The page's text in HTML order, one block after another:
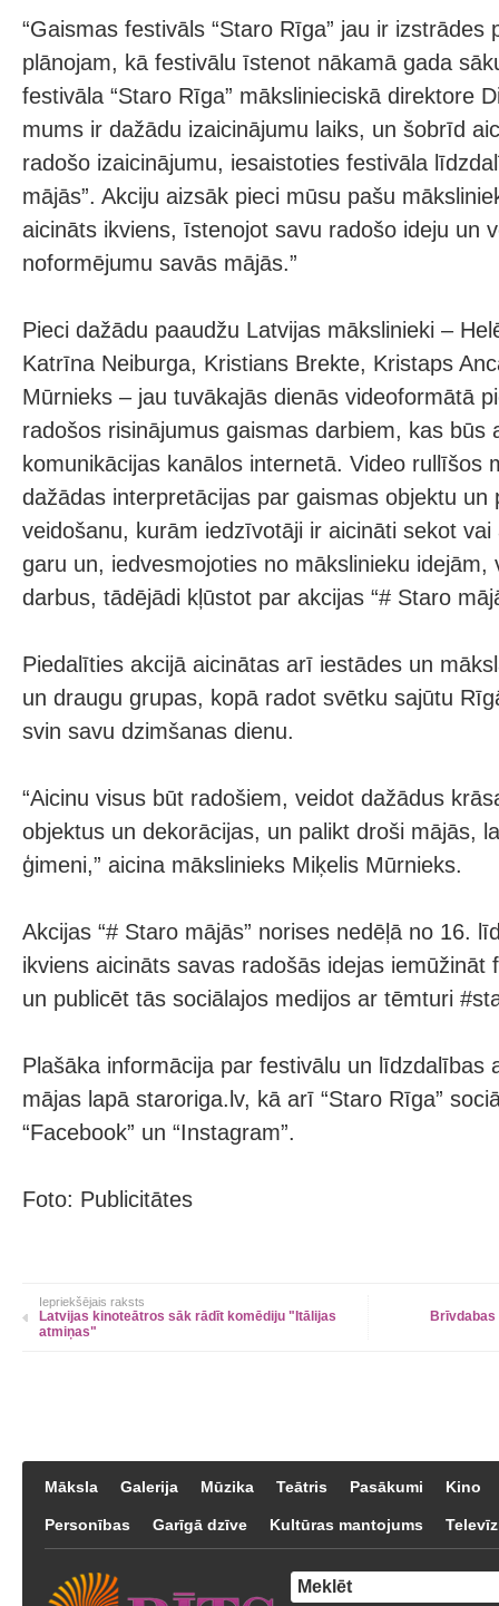
“Gaismas festivāls “Staro Rīga” jau ir izstrādes
plānojam, kā festivālu īstenot nākamā gada
festivāla “Staro Rīga” mākslinieciskā direktore
mums ir dažādu izaicinājumu laiks, un šobrīd
radošo izaicinājumu, iesaistoties festivāla
mājās”. Akciju aizsāk pieci mūsu pašu
aicināts ikviens, īstenojot savu radošo ideju un
noformējumu savās mājās.”
Pieci dažādu paaudžu Latvijas mākslinieki –
Katrīna Neiburga, Kristians Brekte, Kristaps
Mūrnieks – jau tuvākajās dienās videoformātā
radošos risinājumus gaismas darbiem, kas būs
komunikācijas kanālos internetā. Video rullīšos
dažādas interpretācijas par gaismas objektu un
veidošanu, kurām iedzīvotāji ir aicināti sekot
garu un, iedvesmojoties no mākslinieku idejām,
darbus, tādējādi kļūstot par akcijas “# Staro
Piedalīties akcijā aicinātas arī iestādes un
un draugu grupas, kopā radot svētku sajūtu
svin savu dzimšanas dienu.
“Aicinu visus būt radošiem, veidot dažādus
objektus un dekorācijas, un palikt droši mājās,
ģimeni,” aicina mākslinieks Miķelis Mūrnieks.
Akcijas “# Staro mājās” norises nedēļā no 16.
ikviens aicināts savas radošās idejas iemūžināt
un publicēt tās sociālajos medijos ar tēmturi
Plašāka informācija par festivālu un līdzdalības
mājas lapā staroriga.lv, kā arī “Staro Rīga”
“Facebook” un “Instagram”.
Foto: Publicitātes
Iepriekšējais raksts
Latvijas kinoteātros sāk rādīt komēdiju "Itālijas
atmiņas"
Māksla Galerija Mūzika Teātris Pasākumi Kino
Personības Garīgā dzīve Kultūras mantojums